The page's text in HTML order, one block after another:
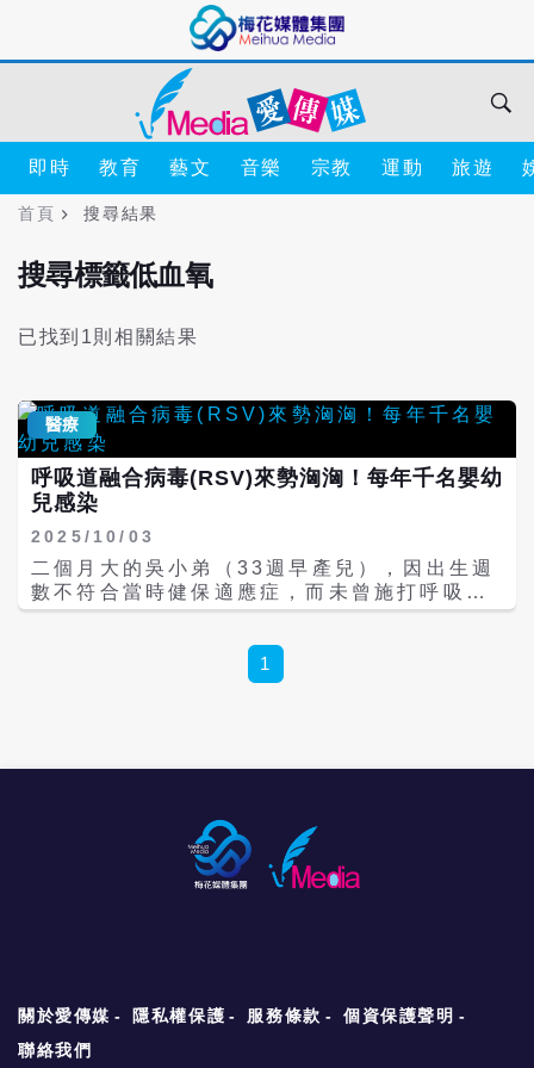
即時 教育 藝文 音樂 宗教 運動 旅遊
首頁 搜尋結果
搜尋標籤低血氧
已找到1則相關結果
醫療
呼吸道融合病毒(RSV)來勢洶洶！每年千名嬰幼
兒感染
2025/10/03
二個月大的吳小弟（33週早產兒），因出生週
數不符合當時健保適應症，而未曾施打呼吸道
融合病毒(RSV)單株抗體。入院前2天出現咳
醫院急診收治住院，胸部X光顯示雙側上肺瀰
漫狀浸潤，核酸檢驗顯示為呼吸道融合病毒
療。進一步檢查發現，胸部X光顯示右上肺葉
肺炎，從痰液樣本中培養出肺炎鏈球菌，為呼
吸道融合病毒(RSV)感染併發細菌感染。經給
姐姐有類似症狀，加上白天在托嬰中心，很可
能因此接觸到病原。入院當天出現呼吸喘伴隨
1
關於愛傳媒 隱私權保護 服務條款
個資保護聲明
聯絡我們